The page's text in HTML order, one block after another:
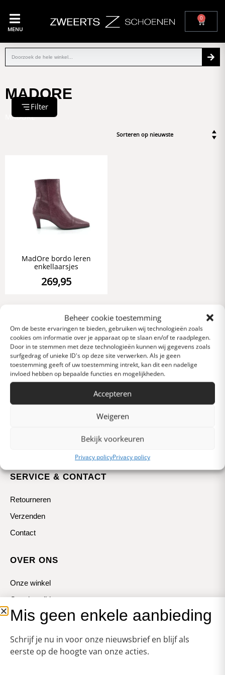
Beheer cookie toestemming
Om de beste ervaringen te bieden, gebruiken wij technologieën zoals
cookies om informatie over je apparaat op te slaan en/of te raadplegen.
Door in te stemmen met deze technologieën kunnen wij gegevens zoals
surfgedrag of unieke ID's op deze site verwerken. Als je geen
toestemming geeft of uw toestemming intrekt, kan dit een nadelige
invloed hebben op bepaalde functies en mogelijkheden.
Accepteren
Weigeren
Bekijk voorkeuren
Privacy policyPrivacy policy
MENU
0
MADORE
MADORE
Filter
MadOre bordo leren
enkellaarsjes
269,95
Mis niets met
onze nieuwsbrief
SERVICE & CONTACT
Retourneren
Verzenden
Contact
OVER ONS
Onze winkel
Openingstijden
Koopzondagen
Mis geen enkele aanbieding
Schrijf je nu in voor onze nieuwsbrief en blijf als
eerste op de hoogte van onze acties.